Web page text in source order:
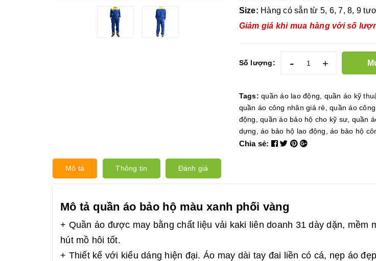
Size: Hàng có sẵn từ 5, 6, 7, 8, 9
Giảm giá khi mua hàng với số
Số lượng: - +
Tags:quần áo lao động quần áo kỹ
quần áo công nhân giá rẻ ,quần áo
động
,quần áo bảo hộ cho kỹ sư quần
dựng
,áo bảo hộ lao động ,áo bảo hộ
Chia sẻ:
Mô tả Thông tin Đánh giá
Mô tả quần áo bảo hộ màu xanh phối vàng
+ Quần áo được may bằng chất liệu vải kaki liên doanh 31 dày dặn, mềm
hút mồ hôi tốt.
+ Thiết kế với kiểu dáng hiện đại. Áo may dài tay đai liền có cá, nẹp áo